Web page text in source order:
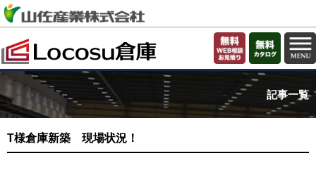
記事一覧
T様倉庫新築 現場状況！